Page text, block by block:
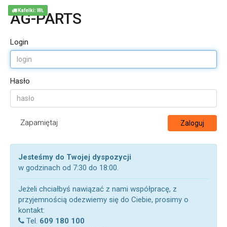
AG-PARTS
Login
Hasło
Zapamiętaj Zaloguj
Jesteśmy do Twojej dyspozycji
w godzinach od 7:30 do 18:00.
Jeżeli chciałbyś nawiązać z nami współpracę, z
przyjemnością odezwiemy się do Ciebie, prosimy o
kontakt:
Tel. 609 180 100
Kafelki: WŁ